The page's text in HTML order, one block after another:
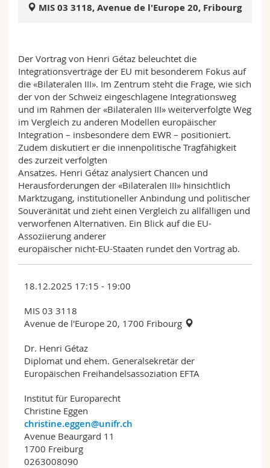
MIS 03 3118, Avenue de l'Europe 20, Fribourg
Der Vortrag von Henri Gétaz beleuchtet die
Integrationsverträge der EU mit besonderem Fokus auf
die «Bilateralen III». Im Zentrum steht die Frage, wie sich
der von der Schweiz eingeschlagene Integrationsweg
und im Rahmen der «Bilateralen III» weiterverfolgte Weg
im Vergleich zu anderen Modellen europäischer
Integration – insbesondere dem EWR – positioniert.
Zudem diskutiert er die innenpolitische Tragfähigkeit
des zurzeit verfolgten
Ansatzes. Henri Gétaz analysiert Chancen und
Herausforderungen der «Bilateralen III» hinsichtlich
Marktzugang, institutioneller Anbindung und politischer
Souveränität und zieht einen Vergleich zu allfälligen und
verworfenen Alternativen. Ein Blick auf die EU-
Assoziierung anderer
europäischer nicht-EU-Staaten rundet den Vortrag ab.
18.12.2025 17:15 - 19:00
MIS 03 3118
Avenue de l'Europe 20, 1700 Fribourg
Dr. Henri Gétaz
Diplomat und ehem. Generalsekretär der
Europäischen Freihandelsassoziation EFTA
Institut für Europarecht
Christine Eggen
christine.eggen@unifr.ch
Avenue Beaurgard 11
1700 Freiburg
0263008090